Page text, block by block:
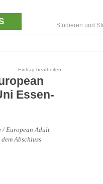
Studieren und
Eintrag bearbeiten
Essen-
/ European Adult
Abschluss